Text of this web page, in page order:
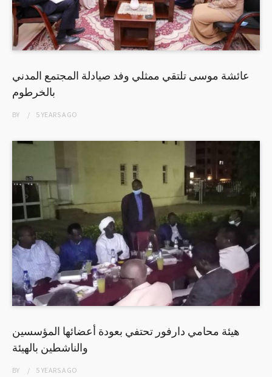
عائشة موسى تلتقي ممثلي وفد صيادلة المجتمع المدني
بالخرطوم
BY 5 YEARSAGO
هيئة محامي دارفور تحتفي بعودة أعضائها المؤسسين
والناشطين بالهيئة
BY 5 YEARSAGO